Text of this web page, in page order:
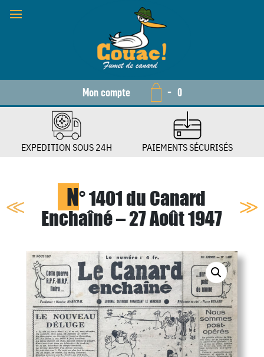
Mon compte - 0
EXPEDITION SOUS 24H PAIEMENTS SÉCURISÉS
N° 1401 du Canard
Enchaîné – 27 Août 1947